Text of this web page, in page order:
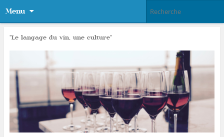
Menu
"Le langage du vin, une culture"